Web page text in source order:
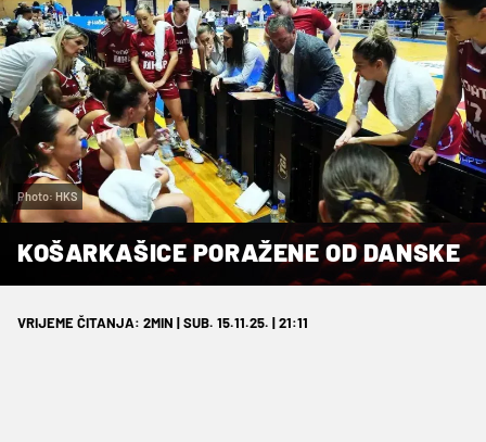
Photo: HKS
KOŠARKAŠICE PORAŽENE OD DANSKE
VRIJEME ČITANJA: 2MIN | SUB. 15.11.25. | 21:11